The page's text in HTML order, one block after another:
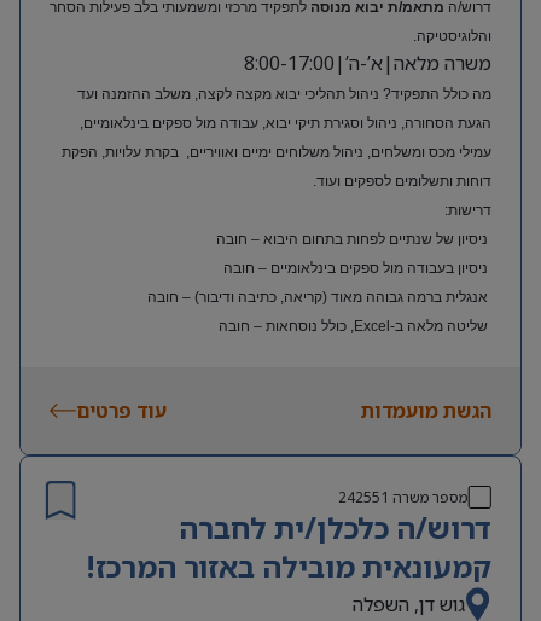
דרוש/ה מתאמ/ת יבוא מנוסה לתפקיד מרכזי ומשמעותי בלב פעילות הסחר
והלוגיסטיקה.
משרה מלאה|א’-ה’|8:00-17:00
מה כולל התפקיד? ניהול תהליכי יבוא מקצה לקצה, משלב ההזמנה ועד
הגעת הסחורה, ניהול וסגירת תיקי יבוא, עבודה מול ספקים בינלאומיים,
עמילי מכס ומשלחים, ניהול משלוחים ימיים ואוויריים, בקרת עלויות, הפקת
דוחות ותשלומים לספקים ועוד.
דרישות:
ניסיון של שנתיים לפחות בתחום היבוא – חובה
ניסיון בעבודה מול ספקים בינלאומיים – חובה
אנגלית ברמה גבוהה מאוד (קריאה, כתיבה ודיבור) – חובה
שליטה מלאה ב-Excel, כולל נוסחאות – חובה
הגשת מועמדות עוד פרטים
מספר משרה 242551
דרוש/ה כלכלן/ית לחברה
קמעונאית מובילה באזור המרכז!
גוש דן, השפלה